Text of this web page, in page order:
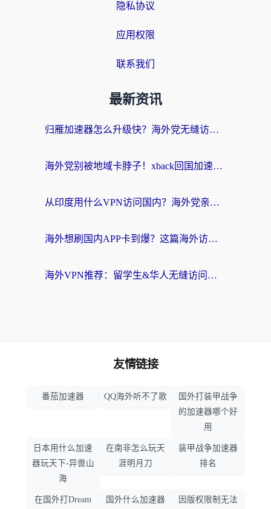
隐私协议
应用权限
联系我们
最新资讯
归雁加速器怎么升级快？海外党无缝访问国内资源的全攻略（附免费VPN推荐Dcard热门款）
海外党别被地域卡脖子！xback回国加速器选择全攻略，轻松刷剧玩国服
从印度用什么VPN访问国内？海外党亲测的无缝回国上网指南
海外想刷国内APP卡到爆？这篇海外访问国内服务器加速指南帮你解决所有问题
海外VPN推荐：留学生&华人无缝访问国内资源的避坑指南
友情链接
番茄加速器 QQ海外听不了歌
国外打装甲战争
的加速器哪个好
用
日本用什么加速
器玩天下-异兽山
海
在南非怎么玩天
涯明月刀
装甲战争加速器
排名
在国外打Dream 国外什么加速器 因版权限制无法